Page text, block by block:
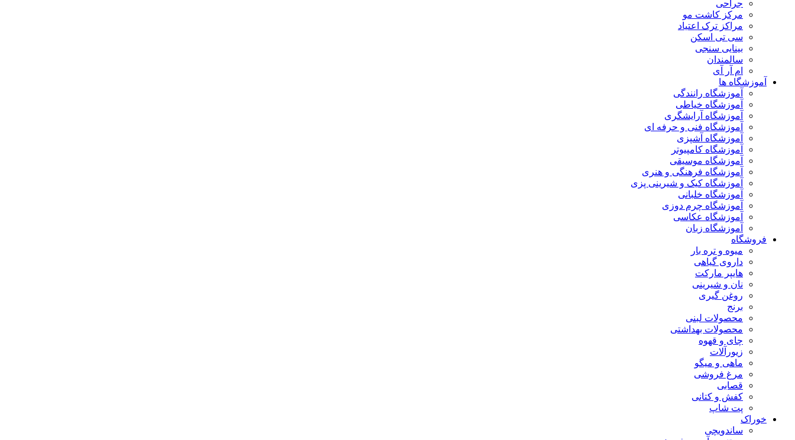
جراحی
مرکز کاشت مو
مراکز ترک اعتیاد
سی تی اسکن
بینایی سنجی
سالمندان
ام آر آی
آموزشگاه ها
آموزشگاه رانندگی
آموزشگاه خیاطی
آموزشگاه آرایشگری
آموزشگاه فنی و حرفه ای
آموزشگاه آشپزی
آموزشگاه کامپیوتر
آموزشگاه موسیقی
آموزشگاه فرهنگی و هنری
آموزشگاه کیک و شیرینی پزی
آموزشگاه خلبانی
آموزشگاه چرم دوزی
آموزشگاه عکاسی
آموزشگاه زبان
فروشگاه
میوه و تره بار
داروی گیاهی
هایپر مارکت
نان و شیرینی
روغن گیری
برنج
محصولات لبنی
محصولات بهداشتی
چای و قهوه
زیورآلات
ماهی و میگو
مرغ فروشی
قصابی
کفش و کتانی
پت شاپ
خوراک
ساندویچی